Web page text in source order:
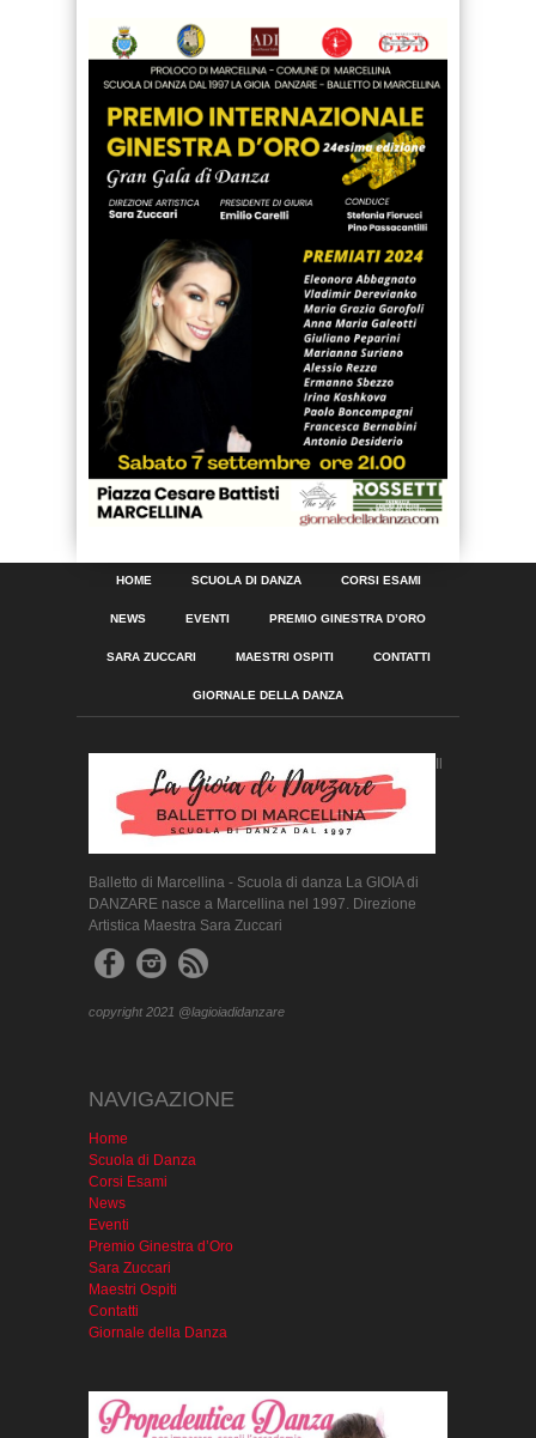
HOME SCUOLA DI DANZA CORSI ESAMI
NEWS EVENTI PREMIO GINESTRA D’ORO
SARA ZUCCARI MAESTRI OSPITI CONTATTI
GIORNALE DELLA DANZA
Il
Balletto di Marcellina - Scuola di danza La GIOIA di
DANZARE nasce a Marcellina nel 1997. Direzione
Artistica Maestra Sara Zuccari
copyright 2021 @lagioiadidanzare
NAVIGAZIONE
Home
Scuola di Danza
Corsi Esami
News
Eventi
Premio Ginestra d’Oro
Sara Zuccari
Maestri Ospiti
Contatti
Giornale della Danza